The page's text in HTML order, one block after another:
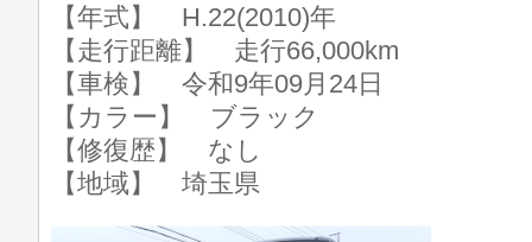
【年式】 H.22(2010)年
【走行距離】 走行66,000km
【車検】 令和9年09月24日
【カラー】 ブラック
【修復歴】 なし
【地域】 埼玉県